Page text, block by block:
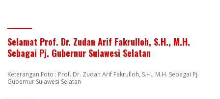
Selamat Prof. Dr. Zudan Arif Fakrulloh, S.H., M.H.
Sebagai Pj. Gubernur Sulawesi Selatan
Keterangan Foto : Prof. Dr. Zudan Arif Fakrulloh, S.H., M.H. Sebagai Pj.
Gubernur Sulawesi Selatan